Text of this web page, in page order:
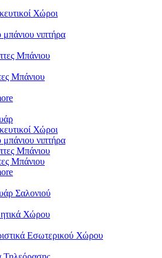
Χώροι
νιπτήρα
Μπάνιου
Μπάνιου
Χώροι
νιπτήρα
Μπάνιου
Μπάνιου
Σαλονιού
Χώρου
Εσωτερικού Χώρου